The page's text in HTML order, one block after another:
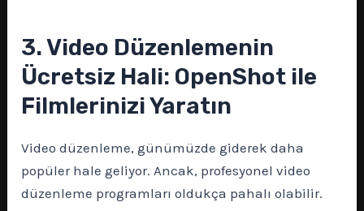
3. Video Düzenlemenin
Ücretsiz Hali: OpenShot ile
Filmlerinizi Yaratın
Video düzenleme, günümüzde giderek daha
popüler hale geliyor. Ancak, profesyonel video
düzenleme programları oldukça pahalı olabilir.